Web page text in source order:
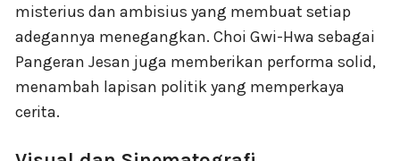
misterius dan ambisius yang membuat setiap
adegannya menegangkan. Choi Gwi-Hwa sebagai
Pangeran Jesan juga memberikan performa solid,
menambah lapisan politik yang memperkaya
cerita.